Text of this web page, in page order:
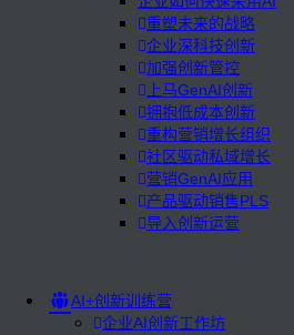
重塑未来的战略
企业深科技创新
加强创新管控
上马GenAI创新
拥抱低成本创新
重构营销增长组织
社区驱动私域增长
营销GenAI应用
产品驱动销售PLS
导入创新运营
AI+创新训练营
企业AI创新工作坊